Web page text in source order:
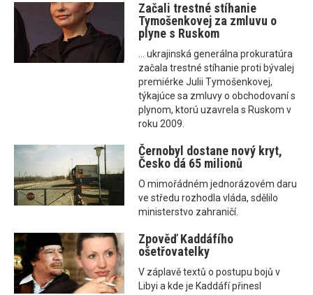
Začali trestné stíhanie
Tymošenkovej za zmluvu o
plyne s Ruskom
... ukrajinská generálna prokuratúra
začala trestné stíhanie proti bývalej
premiérke Julii Tymošenkovej,
týkajúce sa zmluvy o obchodovaní s
plynom, ktorú uzavrela s Ruskom v
roku 2009.
Černobyl dostane nový kryt,
Česko dá 65 milionů
O mimořádném jednorázovém daru
ve středu rozhodla vláda, sdělilo
ministerstvo zahraničí.
Zpověď Kaddáfího
ošetřovatelky
V záplavě textů o postupu bojů v
Libyi a kde je Kaddáfí přinesl